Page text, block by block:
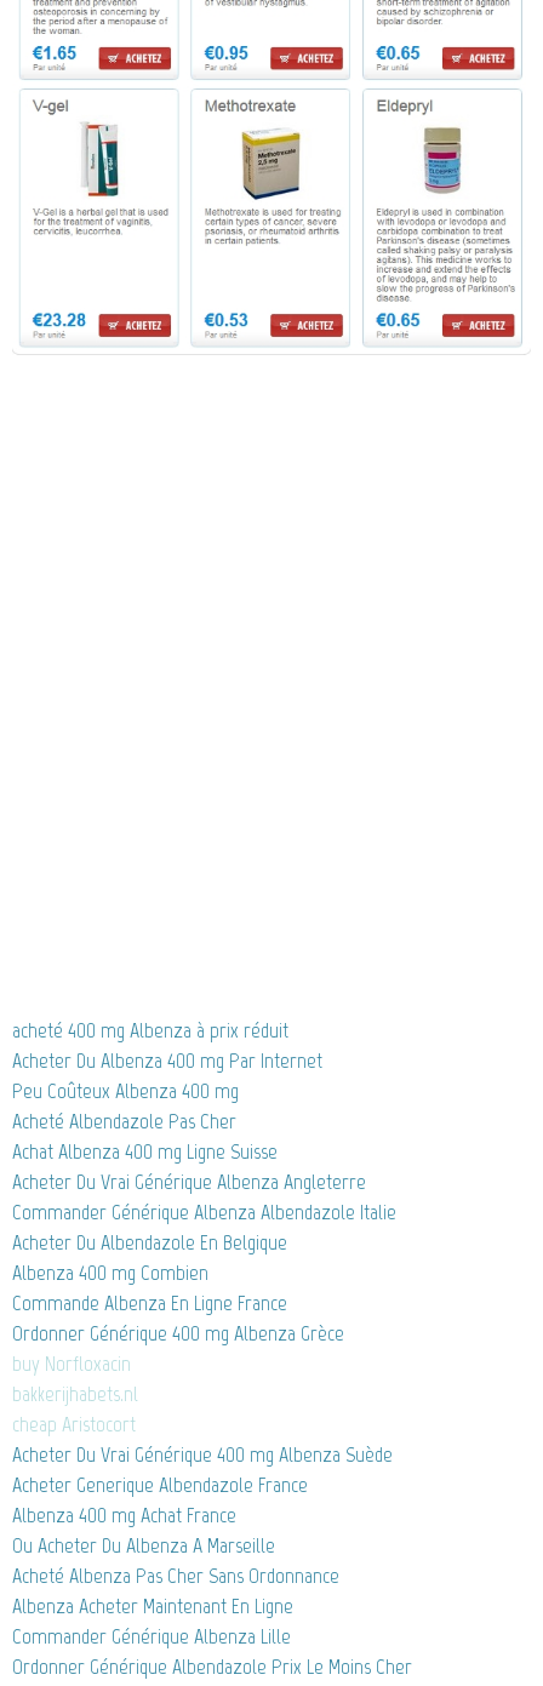
acheté 400 mg Albenza à prix réduit
Acheter Du Albenza 400 mg Par Internet
Peu Coûteux Albenza 400 mg
Acheté Albendazole Pas Cher
Achat Albenza 400 mg Ligne Suisse
Acheter Du Vrai Générique Albenza Angleterre
Commander Générique Albenza Albendazole Italie
Acheter Du Albendazole En Belgique
Albenza 400 mg Combien
Commande Albenza En Ligne France
Ordonner Générique 400 mg Albenza Grèce
buy Norfloxacin
bakkerijhabets.nl
cheap Aristocort
Acheter Du Vrai Générique 400 mg Albenza Suède
Acheter Generique Albendazole France
Albenza 400 mg Achat France
Ou Acheter Du Albenza A Marseille
Acheté Albenza Pas Cher Sans Ordonnance
Albenza Acheter Maintenant En Ligne
Commander Générique Albenza Lille
Ordonner Générique Albendazole Prix Le Moins Cher